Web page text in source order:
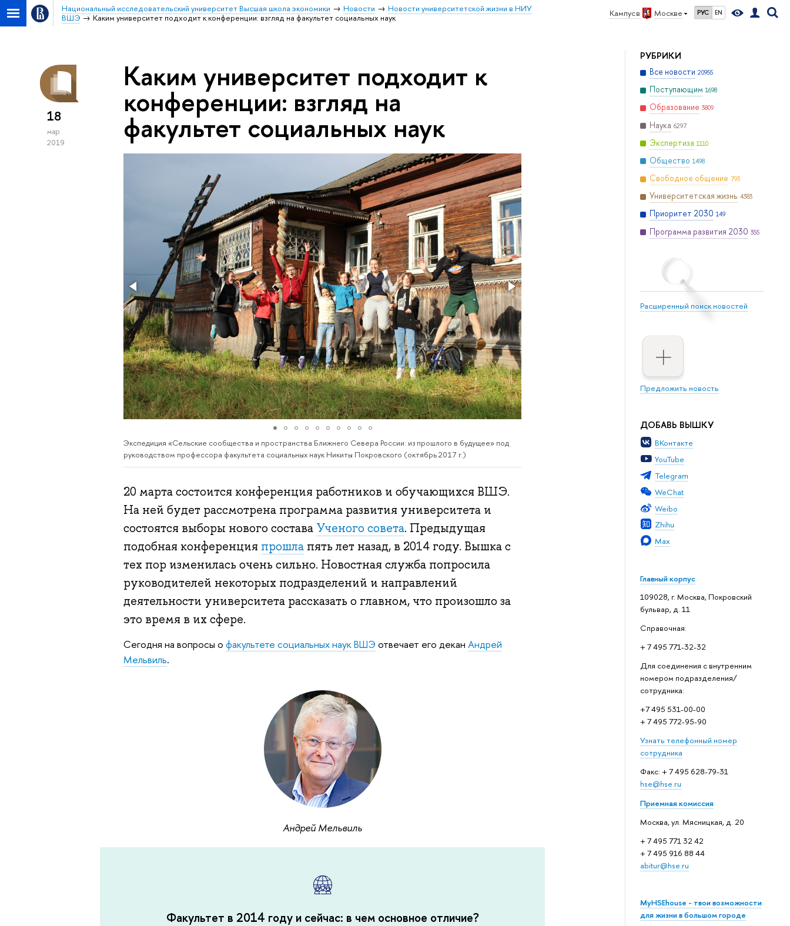
Кампус в Москве РУС EN
Национальный исследовательский университет Высшая школа экономики Новости
Новости университетской жизни в НИУ
ВШЭ
Каким университет подходит к конференции: взгляд на факультет социальных наук
РУБРИКИ
Все новости 20955
Поступающим 1698
Образование 3809
Наука 6297
Экспертиза 1110
Общество 1498
Свободное общение 793
Университетская жизнь 4383
Приоритет 2030 149
Программа развития 2030 355
Расширенный поиск новостей
Предложить новость
ДОБАВЬ ВЫШКУ
ВКонтакте
YouTube
Telegram
WeChat
Weibo
Zhihu
Max
Главный корпус
109028, г. Москва, Покровский
бульвар, д. 11
Справочная:
+ 7 495 771-32-32
Для соединения с внутренним
номером подразделения/
сотрудника:
+7 495 531-00-00
+ 7 495 772-95-90
Узнать телефонный номер
сотрудника
Факс: + 7 495 628-79-31
hse@hse.ru
Приемная комиссия
Москва, ул. Мясницкая, д. 20
+ 7 495 771 32 42
+ 7 495 916 88 44
abitur@hse.ru
MyHSEhouse - твои возможности
для жизни в большом городе
18
мар
2019
Каким университет подходит к
конференции: взгляд на
факультет социальных наук
Экспедиция «Сельские сообщества и пространства Ближнего Севера России: из прошлого в будущее» под
руководством профессора факультета социальных наук Никиты Покровского (октябрь 2017 г.)
20 марта состоится конференция работников и обучающихся ВШЭ.
На ней будет рассмотрена программа развития университета и
состоятся выборы нового состава Ученого совета. Предыдущая
подобная конференция прошлапять лет назад, в 2014 году. Вышка с
тех пор изменилась очень сильно. Новостная служба попросила
руководителей некоторых подразделений и направлений
деятельности университета рассказать о главном, что произошло за
это время в их сфере.
Сегодня на вопросы о факультете социальных наук ВШЭ отвечает его декан Андрей
Мельвиль.
Андрей Мельвиль
Факультет в 2014 году и сейчас: в чем основное отличие?